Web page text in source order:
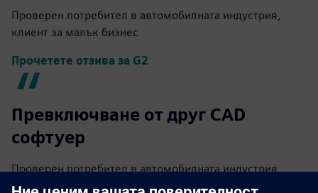
Проверен потребител в автомобилната индустрия,
клиент за малък бизнес
Прочетете отзива за G2
Превключване от друг CAD
софтуер
Проверен потребител в автомобилната индустрия,
корпоративен клиент